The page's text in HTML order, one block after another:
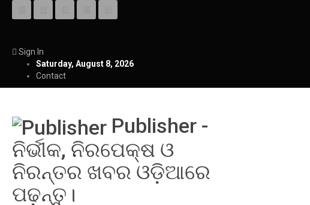
Sign In
Saturday, August 8, 2026
Contact
Publisher -
ନିର୍ଭୀକ, ନିରପେକ୍ଷ ଓ
ନିରନ୍ତର ଖବର ଓଡ଼ିଆରେ
ପଢ଼ନ୍ତୁ।